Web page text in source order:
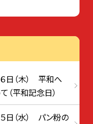
日（木） 平和へ
（平和記念日）
日（水） パン粉の